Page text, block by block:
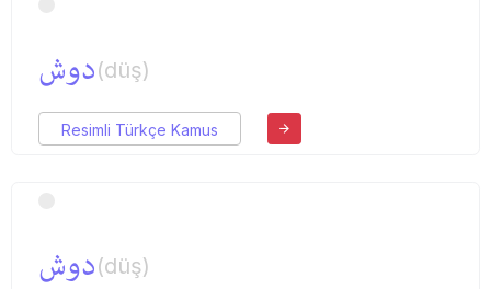
دوش(düş)
Resimli Türkçe Kamus
دوش(düş)